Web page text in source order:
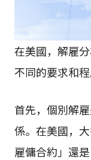
在美國，解雇
不同的要求和程
首先，個別解
係。在美國，
雇傭合約」還